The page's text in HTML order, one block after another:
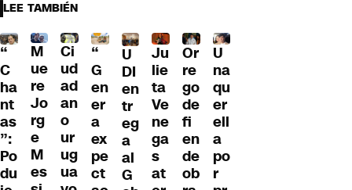
LEE TAMBIÉN
“
C
ha
nt
as
”:
Po
du
M
ue
re
Jo
rg
e
M
es
Ci
ud
ad
an
o
ur
ug
ua
“
G
en
er
a
ex
pe
ct
U
DI
en
tr
eg
a
al
G
Ju
lie
ta
Ve
ne
ga
s
at
Or
re
go
de
fi
en
de
ob
U
na
qu
er
ell
a
po
r